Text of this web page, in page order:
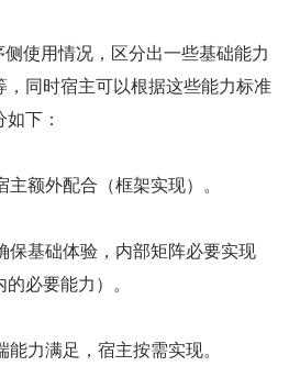
侧使用情况，区分出一些基础能力
同时宿主可以根据这些能力标准
下：
额外配合（框架实现）。
保基础体验，内部矩阵必要实现
必要能力）。
力满足，宿主按需实现。